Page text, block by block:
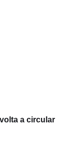
a circular